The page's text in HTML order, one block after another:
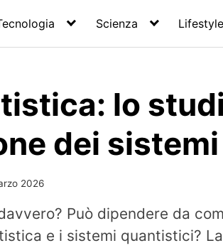
Scienza Lifestyle
lo
dei
2026
Può dipendere da
e i sistemi quantistici?